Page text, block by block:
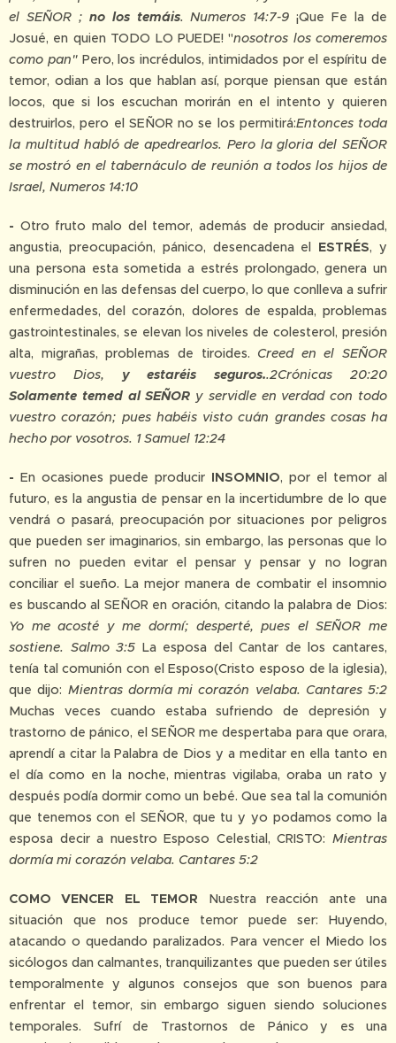
el SEÑOR ; no los temáis. Numeros 14:7-9¡Que Fe la de
Josué, en quien TODO LO PUEDE! "nosotros los comeremos
como pan"Pero, los incrédulos, intimidados por el espíritu de
temor, odian a los que hablan así, porque piensan que están
locos, que si los escuchan morirán en el intento y quieren
destruirlos, pero el SEÑOR no se los permitirá:Entonces toda
la multitud habló de apedrearlos. Pero la gloria del SEÑOR
se mostró en el tabernáculo de reunión a todos los hijos de
Israel, Numeros 14:10
- Otro fruto malo del temor, además de producir ansiedad,
angustia, preocupación, pánico, desencadena el ESTRÉS, y
una persona esta sometida a estrés prolongado, genera un
disminución en las defensas del cuerpo, lo que conlleva a sufrir
enfermedades, del corazón, dolores de espalda, problemas
gastrointestinales, se elevan los niveles de colesterol, presión
alta, migrañas, problemas de tiroides. Creed en el SEÑOR
vuestro Dios, y estaréis seguros..2Crónicas 20:20
Solamente temed al SEÑOR y servidle en verdad con todo
vuestro corazón; pues habéis visto cuán grandes cosas ha
hecho por vosotros. 1 Samuel 12:24
- En ocasiones puede producir INSOMNIO, por el temor al
futuro, es la angustia de pensar en la incertidumbre de lo que
vendrá o pasará, preocupación por situaciones por peligros
que pueden ser imaginarios, sin embargo, las personas que lo
sufren no pueden evitar el pensar y pensar y no logran
conciliar el sueño. La mejor manera de combatir el insomnio
es buscando al SEÑOR en oración, citando la palabra de Dios:
Yo me acosté y me dormí; desperté, pues el SEÑOR me
sostiene. Salmo 3:5 La esposa del Cantar de los cantares,
tenía tal comunión con el Esposo(Cristo esposo de la iglesia),
que dijo: Mientras dormía mi corazón velaba. Cantares 5:2
Muchas veces cuando estaba sufriendo de depresión y
trastorno de pánico, el SEÑOR me despertaba para que orara,
aprendí a citar la Palabra de Dios y a meditar en ella tanto en
el día como en la noche, mientras vigilaba, oraba un rato y
después podía dormir como un bebé. Que sea tal la comunión
que tenemos con el SEÑOR, que tu y yo podamos como la
esposa decir a nuestro Esposo Celestial, CRISTO: Mientras
dormía mi corazón velaba. Cantares 5:2
COMO VENCER EL TEMOR Nuestra reacción ante una
situación que nos produce temor puede ser: Huyendo,
atacando o quedando paralizados. Para vencer el Miedo los
sicólogos dan calmantes, tranquilizantes que pueden ser útiles
temporalmente y algunos consejos que son buenos para
enfrentar el temor, sin embargo siguen siendo soluciones
temporales. Sufrí de Trastornos de Pánico y es una